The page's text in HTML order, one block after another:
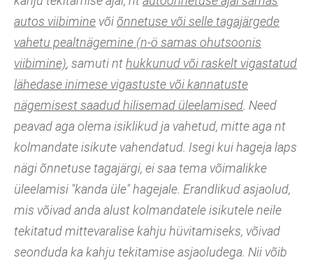
autos viibimine võiõnnetuse või selle tagajärgede
vahetu pealtnägemine (n-ö samas ohutsoonis
viibimine), samuti nthukkunud või raskelt vigastatud
lähedase inimese vigastuste või kannatuste
nägemisest saadud hilisemad üleelamised. Need
peavad aga olema isiklikud ja vahetud, mitte aga nt
kolmandate isikute vahendatud. Isegi kui hageja laps
nägi õnnetuse tagajärgi, ei saa tema võimalikke
üleelamisi "kanda üle" hagejale. Erandlikud asjaolud,
mis võivad anda alust kolmandatele isikutele neile
tekitatud mittevaralise kahju hüvitamiseks, võivad
seonduda ka kahju tekitamise asjaoludega. Nii võib